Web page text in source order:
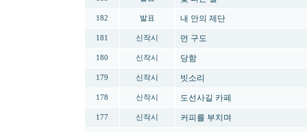
182 발표 내 안의 제단
181 신작시 먼 구도
180 신작시 당함
179 신작시 빗소리
178 신작시 도선사길 카페
177 신작시 커피를 부치며